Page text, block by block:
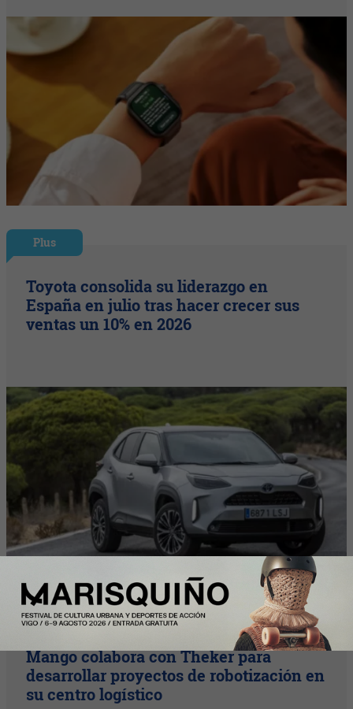
Plus
Toyota consolida su liderazgo en
España en julio tras hacer crecer sus
ventas un 10% en 2026
InfoStartUps
Mango colabora con Theker para
desarrollar proyectos de robotización en
su centro logístico